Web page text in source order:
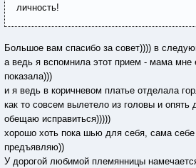
личность!
Большое вам спасибо за совет)))) в
а ведь я вспомнила этот прием - мама мне
показала)))
и я ведь в коричневом платье отделала
как то совсем вылетело из головы и опять
обещаю исправиться)))))
хорошо хоть пока шью для себя, сама себе
предъявляю))
У дорогой любимой племянницы